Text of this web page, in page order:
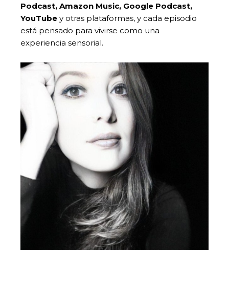
Podcast, Amazon Music, Google Podcast,
YouTube y otras plataformas, y cada episodio
está pensado para vivirse como una
experiencia sensorial.